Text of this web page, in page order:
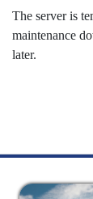
The server is
maintenance
later.